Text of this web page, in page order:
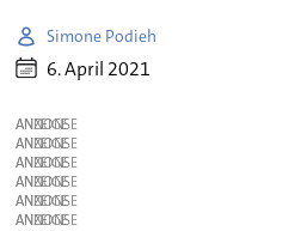
Simone Podieh
6. April 2021
ANZEIGE
ANZEIGE
ANZEIGE
ANZEIGE
ANZEIGE
ANZEIGE